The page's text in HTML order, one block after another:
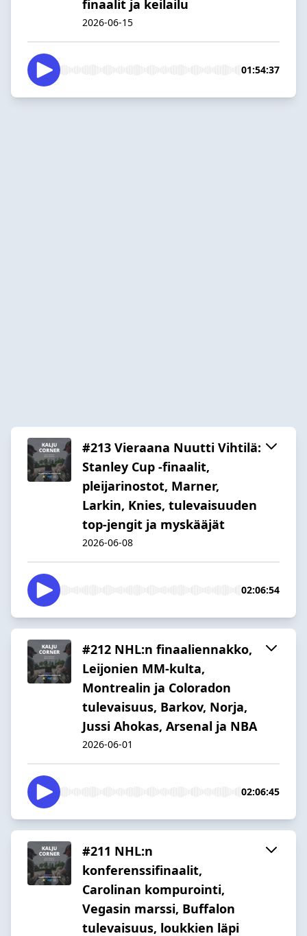
finaalit ja keilailu
2026-06-15
01:54:37
#213 Vieraana Nuutti Vihtilä:
Stanley Cup -finaalit,
pleijarinostot, Marner,
Larkin, Knies, tulevaisuuden
top-jengit ja myskääjät
2026-06-08
02:06:54
#212 NHL:n finaaliennakko,
Leijonien MM-kulta,
Montrealin ja Coloradon
tulevaisuus, Barkov, Norja,
Jussi Ahokas, Arsenal ja NBA
2026-06-01
02:06:45
#211 NHL:n
konferenssifinaalit,
Carolinan kompurointi,
Vegasin marssi, Buffalon
tulevaisuus, loukkien läpi